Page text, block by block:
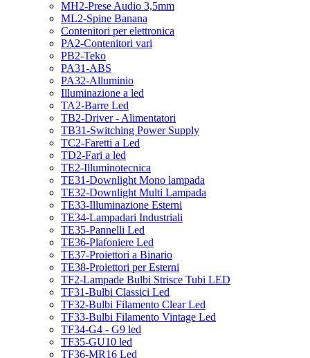
MH2-Prese Audio 3,5mm
ML2-Spine Banana
Contenitori per elettronica
PA2-Contenitori vari
PB2-Teko
PA31-ABS
PA32-Alluminio
Illuminazione a led
TA2-Barre Led
TB2-Driver - Alimentatori
TB31-Switching Power Supply
TC2-Faretti a Led
TD2-Fari a led
TE2-Illuminotecnica
TE31-Downlight Mono lampada
TE32-Downlight Multi Lampada
TE33-Illuminazione Esterni
TE34-Lampadari Industriali
TE35-Pannelli Led
TE36-Plafoniere Led
TE37-Proiettori a Binario
TE38-Proiettori per Esterni
TF2-Lampade Bulbi Strisce Tubi LED
TF31-Bulbi Classici Led
TF32-Bulbi Filamento Clear Led
TF33-Bulbi Filamento Vintage Led
TF34-G4 - G9 led
TF35-GU10 led
TF36-MR16 Led